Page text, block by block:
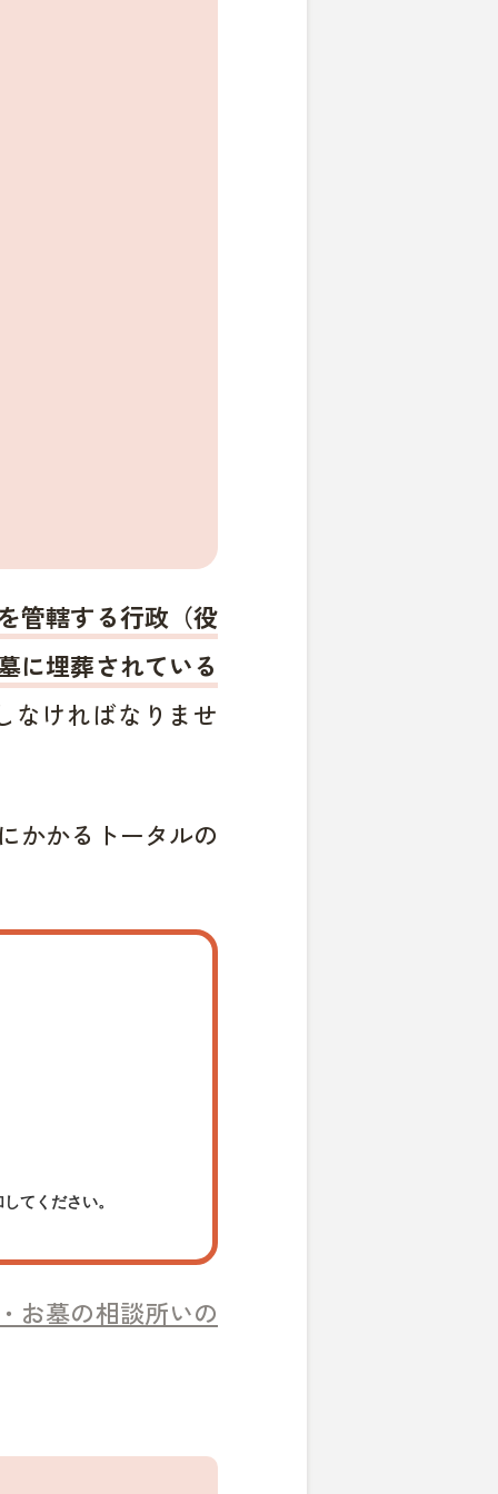
管轄する行政（役
に埋葬されている
なければなりませ
かかるトータルの
てください。
お墓の相談所いの